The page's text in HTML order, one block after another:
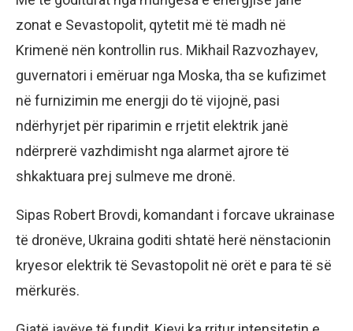
zonat e Sevastopolit, qytetit më të madh në
Krimenë nën kontrollin rus. Mikhail Razvozhayev,
guvernatori i emëruar nga Moska, tha se kufizimet
në furnizimin me energji do të vijojnë, pasi
ndërhyrjet për riparimin e rrjetit elektrik janë
ndërprerë vazhdimisht nga alarmet ajrore të
shkaktuara prej sulmeve me dronë.
Sipas Robert Brovdi, komandant i forcave ukrainase
të dronëve, Ukraina goditi shtatë herë nënstacionin
kryesor elektrik të Sevastopolit në orët e para të së
mërkurës.